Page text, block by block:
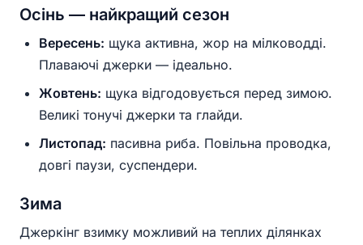
Осінь — найкращий сезон
Вересень: щука активна, жор на мілководді.
Плаваючі джерки — ідеально.
Жовтень: щука відгодовується перед зимою.
Великі тонучі джерки та глайди.
Листопад: пасивна риба. Повільна проводка,
довгі паузи, суспендери.
Зима
Джеркінг взимку можливий на теплих ділянках